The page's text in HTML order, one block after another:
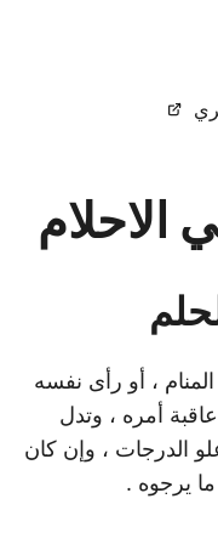
الاحلام
، أو رأى نفسه
أمره ، وتدل
الدرجات ، وإن كان
ما يرجوه .